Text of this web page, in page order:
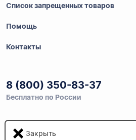
Список запрещенных товаров
Помощь
Контакты
8 (800) 350-83-37
Бесплатно по России
Напишите нам
Закрыть